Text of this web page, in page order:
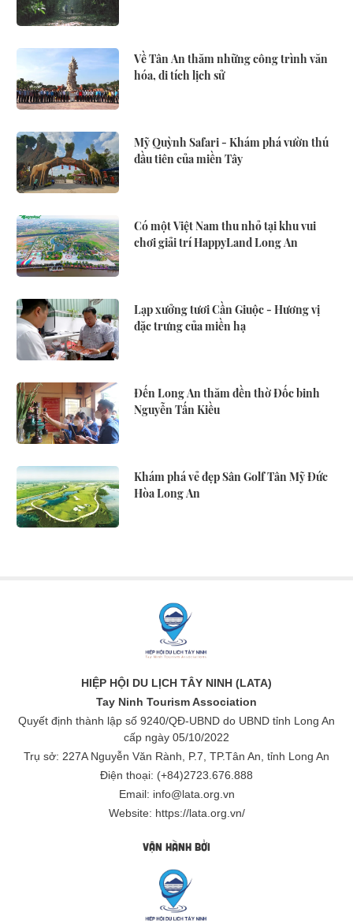
Về Tân An thăm những công trình văn
hóa, di tích lịch sử
Mỹ Quỳnh Safari - Khám phá vườn thú
đầu tiên của miền Tây
Có một Việt Nam thu nhỏ tại khu vui
chơi giải trí HappyLand Long An
Lạp xưởng tươi Cần Giuộc - Hương vị
đặc trưng của miền hạ
Đến Long An thăm đền thờ Đốc binh
Nguyễn Tấn Kiều
Khám phá vẻ đẹp Sân Golf Tân Mỹ Đức
Hòa Long An
HIỆP HỘI DU LỊCH TÂY NINH (LATA)
Tay Ninh Tourism Association
Quyết định thành lập số 9240/QĐ-UBND do UBND tỉnh Long An
cấp ngày 05/10/2022
Trụ sở: 227A Nguyễn Văn Rành, P.7, TP.Tân An, tỉnh Long An
Điện thoại: (+84)2723.676.888
Email: info@lata.org.vn
Website: https://lata.org.vn/
VẬN HÀNH BỞI